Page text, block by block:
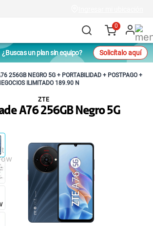
0
¿Buscas un plan sin equipo? Solicítalo aquí
256GB NEGRO 5G + PORTABILIDAD + POSTPAGO +
ILIMITADO 189.90 N
A76 256GB Negro 5G
ZTE